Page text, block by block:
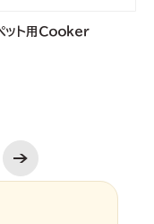
ット用Ｃｏｏｋｅｒ